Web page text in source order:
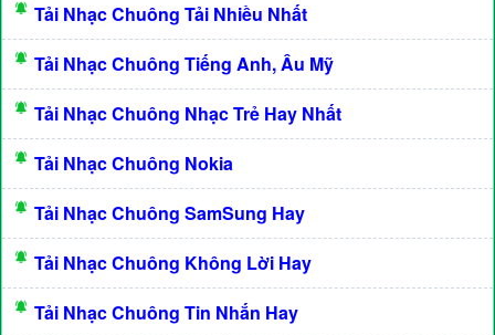
Tải Nhạc Chuông Tải Nhiều Nhất
Tải Nhạc Chuông Tiếng Anh, Âu Mỹ
Tải Nhạc Chuông Nhạc Trẻ Hay Nhất
Tải Nhạc Chuông Nokia
Tải Nhạc Chuông SamSung Hay
Tải Nhạc Chuông Không Lời Hay
Tải Nhạc Chuông Tin Nhắn Hay